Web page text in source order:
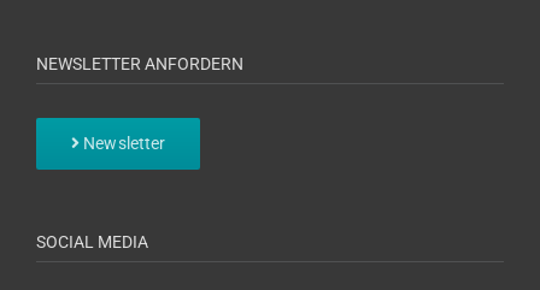
NEWSLETTER ANFORDERN
Newsletter
SOCIAL MEDIA